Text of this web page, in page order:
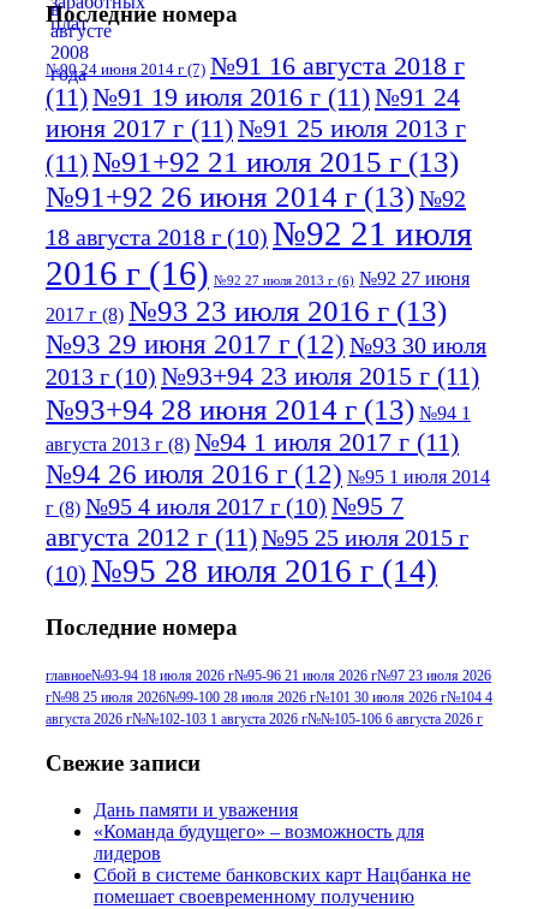
Последние номера
№90 24 июня 2014 г (7) №91 16 августа 2018 г
(11)№91 19 июля 2016 г (11)№91 24
июня 2017 г (11)№91 25 июля 2013 г
(11)№91+92 21 июля 2015 г (13)
№91+92 26 июня 2014 г (13)№92
18 августа 2018 г (10) №92 21 июля
2016 г (16) №92 27 июля 2013 г (6) №92 27 июня
2017 г (8) №93 23 июля 2016 г (13)
№93 29 июня 2017 г (12) №93 30 июля
2013 г (10) №93+94 23 июля 2015 г (11)
№93+94 28 июня 2014 г (13) №94 1
августа 2013 г (8) №94 1 июля 2017 г (11)
№94 26 июля 2016 г (12) №95 1 июля 2014
г (8) №95 4 июля 2017 г (10) №95 7
августа 2012 г (11)№95 25 июля 2015 г
(10) №95 28 июля 2016 г (14)
июля 2017 г(11)№96 9 августа 2012
г(13) №96 28 июля 2015 г(9) №96+97 3
июля 2014 г(10)№96+97 30 июля
июля 2017 г
2012 г(15)№97 30 июля 2015 г
(15)№98 1 августа 2015 г
августа 2016 г(10)№98 5 июля 2014 г(10)
Последние номера
главное№93-94 18 июля 2026 г№95-96 21 июля 2026 г№97 23 июля 2026
г№98 25 июля 2026№99-100 28 июля 2026 г№101 30 июля 2026 г№104 4
августа 2026 г№№102-103 1 августа 2026 г№№105-106 6 августа 2026 г
Свежие записи
Дань памяти и уважения
«Команда будущего» – возможность для
лидеров
Сбой в системе банковских карт Нацбанка не
помешает своевременному получению